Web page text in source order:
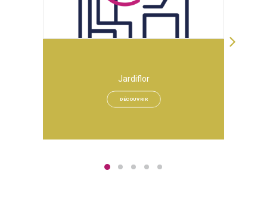
Jardiflor
DÉCOUVRIR